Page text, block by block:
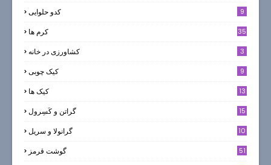
کدو حلوایی 9
کرم ها 35
کشاورزی در خانه 3
کیک چوبی 9
کیک ها
13
گراتن و كَسِرول 15
گرانولا و سريل 10
گوشت قرمز 51